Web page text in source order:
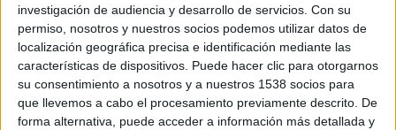
investigación de audiencia y desarrollo de servicios. Con su
permiso, nosotros y nuestros socios podemos utilizar datos de
localización geográfica precisa e identificación mediante las
características de dispositivos. Puede hacer clic para otorgarnos
su consentimiento a nosotros y a nuestros 1538 socios para
que llevemos a cabo el procesamiento previamente descrito. De
forma alternativa, puede acceder a información más detallada y
Contacto con el cliente: Federico Fernández y
Marga Moreno
Agencia: Contrapunto BBDO
Director general creativo: Carlos Jorge